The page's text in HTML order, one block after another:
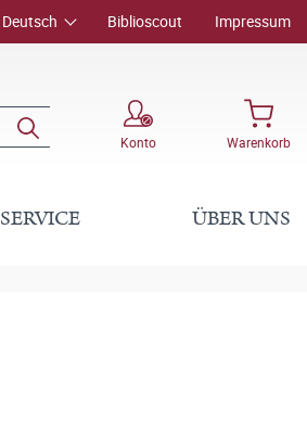
Deutsch Biblioscout Impressum
Konto Warenkorb
SERVICE ÜBER UNS